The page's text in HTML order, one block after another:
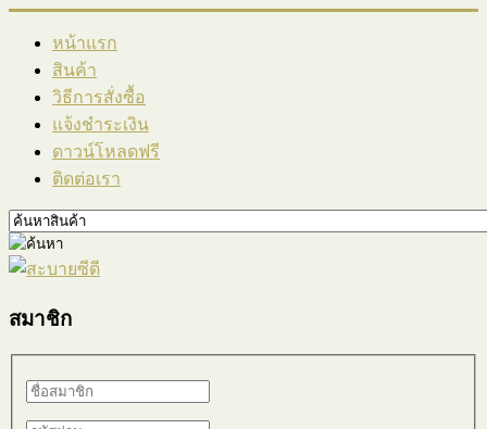
หน้าแรก
สินค้า
วิธีการสั่งซื้อ
แจ้งชำระเงิน
ดาวน์โหลดฟรี
ติดต่อเรา
สมาชิก